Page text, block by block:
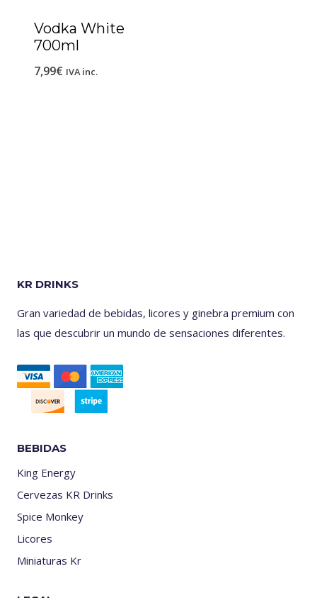
Vodka White
700ml
7,99€ IVA inc.
KR DRINKS
Gran variedad de bebidas, licores y ginebra premium con
las que descubrir un mundo de sensaciones diferentes.
BEBIDAS
King Energy
Cervezas KR Drinks
Spice Monkey
Licores
Miniaturas Kr